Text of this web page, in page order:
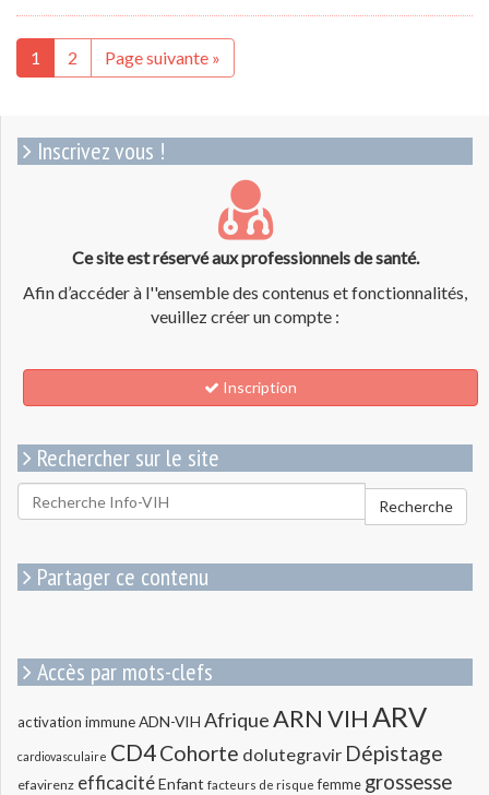
1 2 Page suivante »
Inscrivez vous !
Ce site est réservé aux professionnels de santé.
Afin d’accéder à l''ensemble des contenus et fonctionnalités,
veuillez créer un compte :
Inscription
Rechercher sur le site
Rechercher
pour
Recherche
Partager ce contenu
Accès par mots-clefs
activation immuneADN-VIH AfriqueARN VIHARV
cardiovasculaire CD4Cohorte dolutegravir Dépistage
efavirenz efficacitéEnfant facteurs de risque femme grossesse